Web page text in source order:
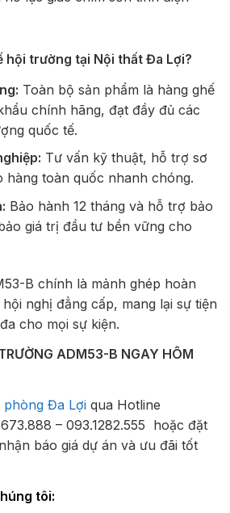
hội trường tại Nội thất Đa Lợi?
Toàn bộ sản phẩm là hàng ghế
chính hãng, đạt đầy đủ các
quốc tế.
Tư vấn kỹ thuật, hỗ trợ sơ
hàng toàn quốc nhanh chóng.
Bảo hành 12 tháng và hỗ trợ bảo
giá trị đầu tư bền vững cho
B chính là mảnh ghép hoàn
nghị đẳng cấp, mang lại sự tiện
cho mọi sự kiện.
ADM53-B NGAY HÔM
phòng Đa Lợi qua Hotline
– 093.1282.555 hoặc đặt
báo giá dự án và ưu đãi tốt
tôi: